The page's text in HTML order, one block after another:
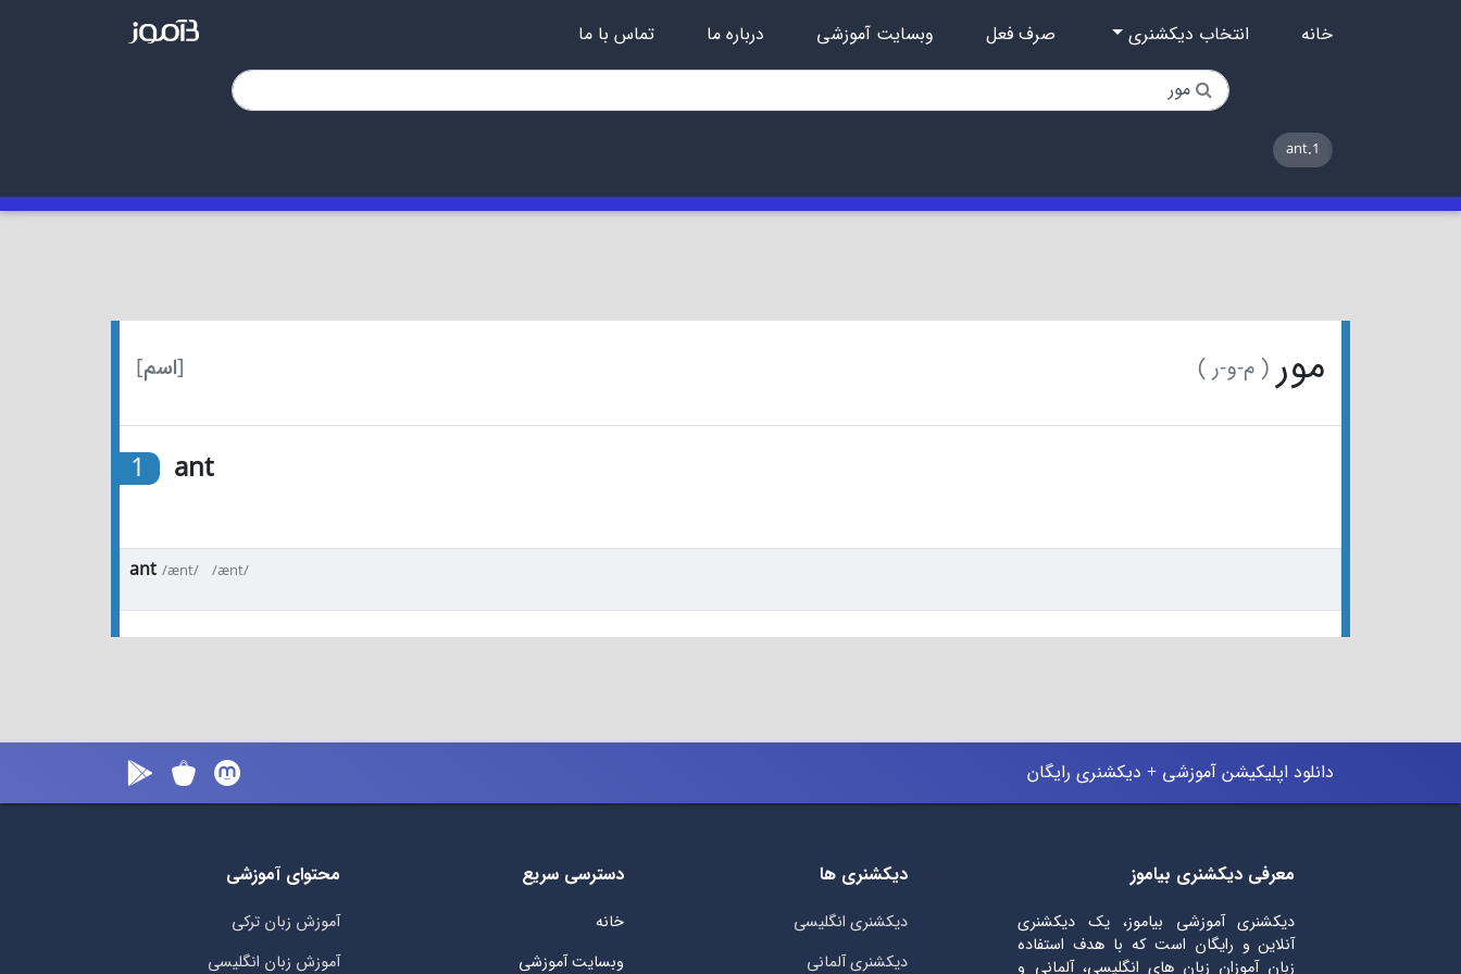
خانه انتخاب دیکشنری صرف فعل وبسایت آموزشی درباره ما تماس با ما
1.ant
[اسم] مور ( م-و-ر )
1 ant
ant /ænt/ /ænt/
دانلود اپلیکیشن آموزشی + دیکشنری رایگان
معرفی دیکشنری بیاموز
دیکشنری آموزشی بیاموز، یک دیکشنری
آنلاین و رایگان است که با هدف استفاده
زبان آموزان زبان های انگلیسی، آلمانی و
دیکشنری ها
دیکشنری انگلیسی
دیکشنری آلمانی
دسترسی سریع
خانه
وبسایت آموزشی
محتوای آموزشی
آموزش زبان ترکی
آموزش زبان انگلیسی